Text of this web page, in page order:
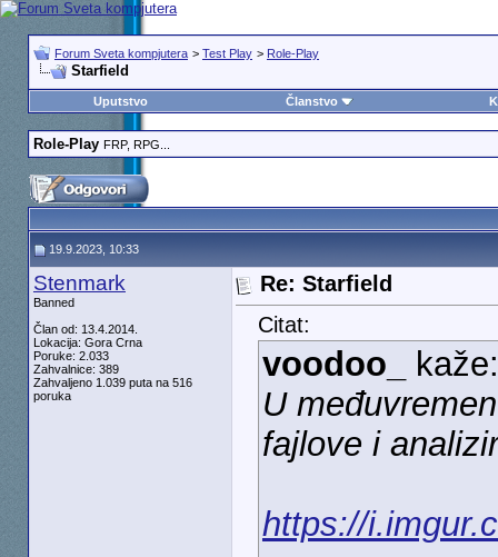
Forum Sveta kompjutera > Test Play > Role-Play
Starfield
Uputstvo Članstvo
Role-Play FRP, RPG...
19.9.2023, 10:33
Stenmark
Banned
Član od: 13.4.2014.
Lokacija: Gora Crna
Poruke: 2.033
Zahvalnice: 389
Zahvaljeno 1.039 puta na 516
poruka
Re: Starfield
Citat:
voodoo_
U
fajlove i
https://